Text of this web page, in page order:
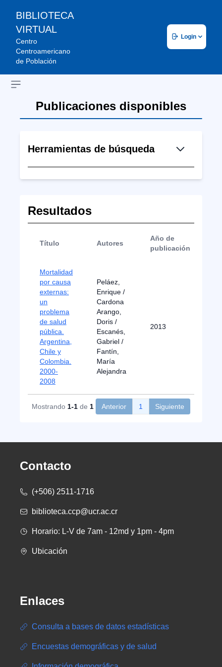
BIBLIOTECA
VIRTUAL
Centro
Centroamericano
de Población
Login
Open sidebar
Publicaciones disponibles
Herramientas de búsqueda
Resultados
Título Autores
Año de
publicación
Mortalidad
por causa
externas:
un
problema
de salud
pública.
Argentina,
Chile y
Colombia.
2000-
2008
Peláez,
Enrique /
Cardona
Arango,
Doris /
Escanés,
Gabriel /
Fantín,
María
Alejandra
2013
Mostrando 1-1 de 1 Anterior 1 Siguiente
Contacto
(+506) 2511-1716
biblioteca.ccp@ucr.ac.cr
Horario: L-V de 7am - 12md y 1pm - 4pm
Ubicación
Enlaces
Consulta a bases de datos estadísticas
Encuestas demográficas y de salud